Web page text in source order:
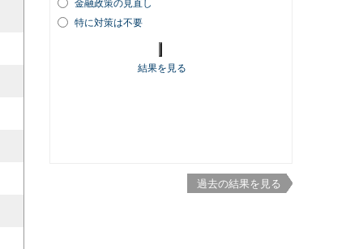
過去の結果を見る